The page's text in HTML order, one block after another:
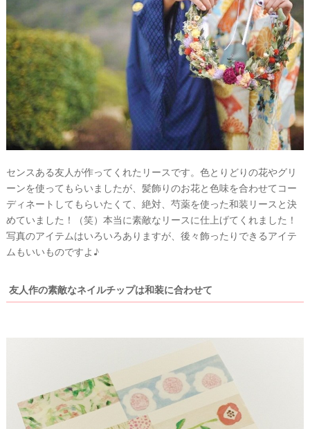
センスある友人が作ってくれたリースです。色とりどりの花やグリ
ーンを使ってもらいましたが、髪飾りのお花と色味を合わせてコー
ディネートしてもらいたくて、絶対、芍薬を使った和装リースと決
めていました！（笑）本当に素敵なリースに仕上げてくれました！
写真のアイテムはいろいろありますが、後々飾ったりできるアイテ
ムもいいものですよ♪
友人作の素敵なネイルチップは和装に合わせて